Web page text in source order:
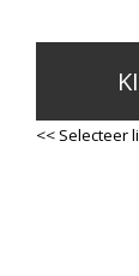
<< Selecteer